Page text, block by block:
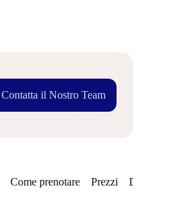
Contatta il Nostro Team
Come prenotare Prezzi Disponibilità